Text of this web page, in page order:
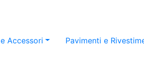
Accessori Pavimenti e